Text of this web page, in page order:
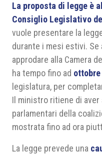
La proposta di legge è
Consiglio Legislativo
vuole presentare la
durante i mesi estivi. Se
approdare alla Camera
ha tempo fino ad
legislatura, per
Il ministro ritiene di
parlamentari della
mostrata fino ad ora
La legge prevede una